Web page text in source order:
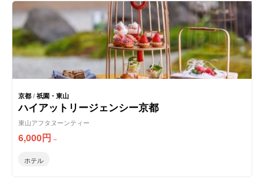
京都/祇園・東山
ハイアットリージェンシー京都
東山アフタヌーンティー
6,000円 ～
ホテル